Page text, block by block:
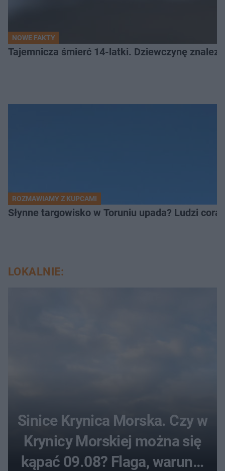
NOWE FAKTY
Tajemnicza śmierć 14-latki. Dziewczynę
ROZMAWIAMY Z KUPCAMI
Słynne targowisko w Toruniu upada? Ludzi
LOKALNIE:
Sinice Krynica Morska. Czy w
Krynicy Morskiej można się
kąpać 09.08? Flaga, warunki